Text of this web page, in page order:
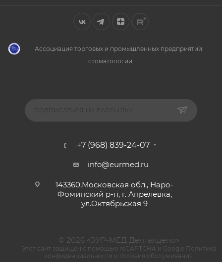
Ассоциация торговых и промышленных предприятий
стоматологии.
+7 (968) 839-24-07
info@eurmed.ru
143360,Московская обл., Наро-
Фоминский р-н, г. Апрелевка,
ул.Октябрьская 9
© 2026 «ЭУР-МЕД Денталдепо»
Этот сайт защищен с помощью reCAPTCHA и Google Политика
конфиденциальности и Условия обслуживания